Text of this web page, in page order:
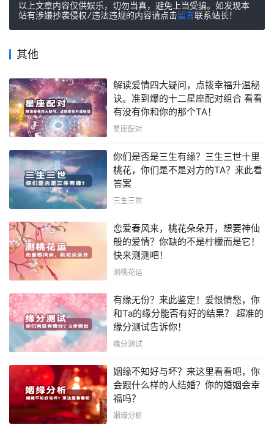
以上文章内容仅供娱乐，切勿当真，避免上当受骗。如发现本
站有涉嫌抄袭侵权/违法违规的内容请点击留言联系站长！
其他
解读爱情四大疑问，点拨幸福升温秘
诀。准到爆的十二星座配对组合 看看
有没有你和你的那个TA！
星座配对
你们是否是三生有缘？三生三世十里
桃花，你们是不是对方的TA？来此看
答案
三生三世
恋爱春风来，桃花朵朵开，想要神仙
般的爱情？你缺的不是柠檬而是它！
快来测测吧！
测桃花运
有缘无份？来此鉴定！爱恨情愁，你
和Ta的缘分能否有好的结果？ 超准的
缘分测试告诉你！
缘分测试
姻缘不知好与坏？来这里看看吧，你
会跟什么样的人结婚？你的婚姻会幸
福吗？
姻缘分析